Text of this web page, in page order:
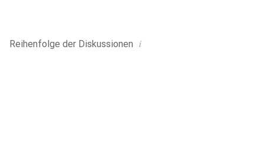
Bewässerung einen Kurzschluss produziert! ;-) Daher
Reihenfolge der Diskussionen i